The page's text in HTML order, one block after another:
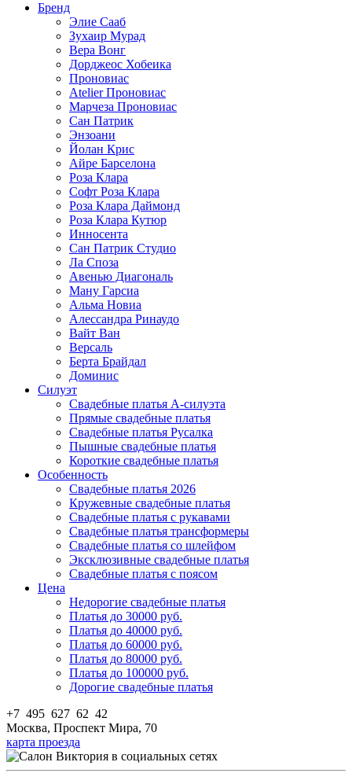
Бренд
Элие Сааб
Зухаир Мурад
Вера Вонг
Дорджеос Хобеика
Проновиас
Atelier Проновиас
Марчеза Проновиас
Сан Патрик
Энзоани
Йолан Крис
Айре Барселона
Роза Клара
Софт Роза Клара
Роза Клара Даймонд
Роза Клара Кутюр
Инносента
Сан Патрик Студио
Ла Споза
Авенью Диагональ
Ману Гарсиа
Альма Новиа
Алессандра Ринаудо
Вайт Ван
Версаль
Берта Брайдал
Доминис
Силуэт
Свадебные платья А-силуэта
Прямые свадебные платья
Свадебные платья Русалка
Пышные свадебные платья
Короткие свадебные платья
Особенность
Свадебные платья 2026
Кружевные свадебные платья
Свадебные платья с рукавами
Свадебные платья трансформеры
Свадебные платья со шлейфом
Эксклюзивные свадебные платья
Свадебные платья с поясом
Цена
Недорогие свадебные платья
Платья до 30000 руб.
Платья до 40000 руб.
Платья до 60000 руб.
Платья до 80000 руб.
Платья до 100000 руб.
Дорогие свадебные платья
+7 495 627 62 42
Москва, Проспект Мира, 70
карта проезда